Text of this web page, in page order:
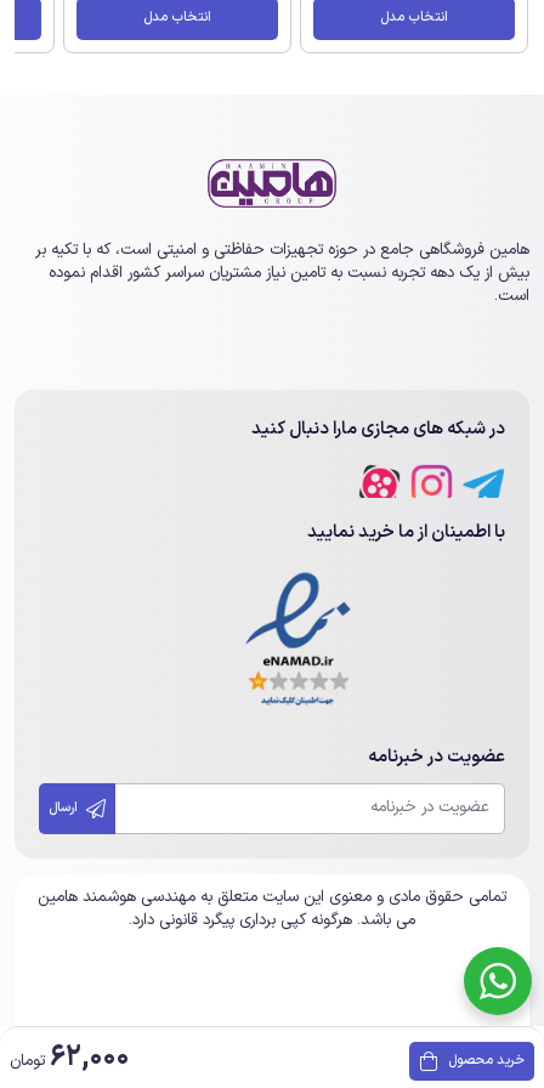
انتخاب مدل انتخاب مدل
هامین فروشگاهی جامع در حوزه تجهیزات حفاظتی و امنیتی است، که با تکیه بر
بیش از یک ‏دهه تجربه نسبت به تامین نیاز مشتریان سراسر کشور اقدام نموده
است.
در شبکه های مجازی مارا دنبال کنید
با اطمینان از ما خرید نمایید
عضویت در خبرنامه
تمامی حقوق مادی و معنوی این سایت متعلق به مهندسی هوشمند هامین
می باشد. هرگونه کپی برداری پیگرد قانونی دارد.
خرید محصول 62,000 تومان